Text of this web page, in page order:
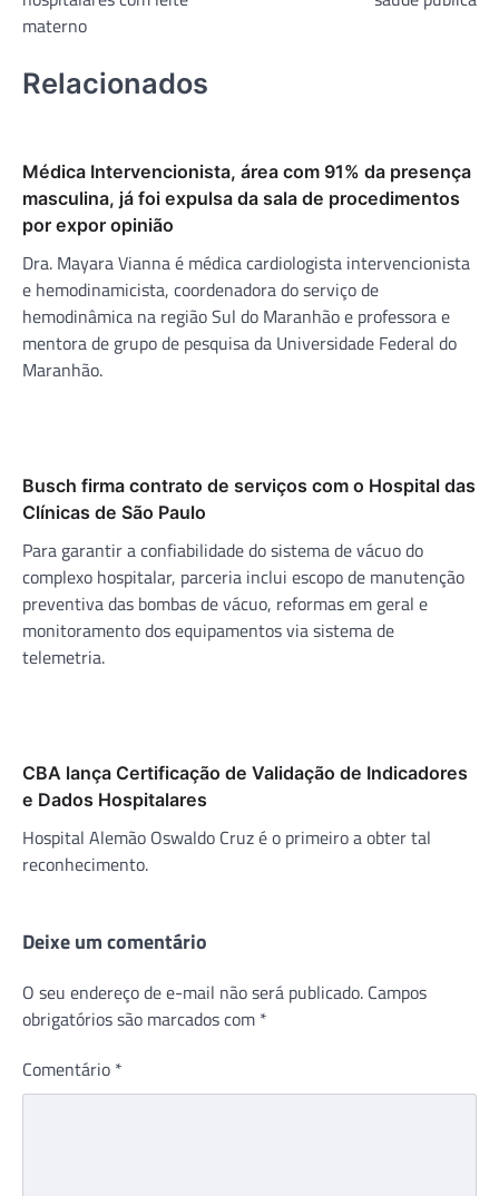
materno
Relacionados
Médica Intervencionista, área com 91% da presença
masculina, já foi expulsa da sala de procedimentos
por expor opinião
Dra. Mayara Vianna é médica cardiologista intervencionista
e hemodinamicista, coordenadora do serviço de
hemodinâmica na região Sul do Maranhão e professora e
mentora de grupo de pesquisa da Universidade Federal do
Maranhão.
Busch firma contrato de serviços com o Hospital das
Clínicas de São Paulo
Para garantir a confiabilidade do sistema de vácuo do
complexo hospitalar, parceria inclui escopo de manutenção
preventiva das bombas de vácuo, reformas em geral e
monitoramento dos equipamentos via sistema de
telemetria.
CBA lança Certificação de Validação de Indicadores
e Dados Hospitalares
Hospital Alemão Oswaldo Cruz é o primeiro a obter tal
reconhecimento.
Deixe um comentário
O seu endereço de e-mail não será publicado. Campos
obrigatórios são marcados com *
Comentário *